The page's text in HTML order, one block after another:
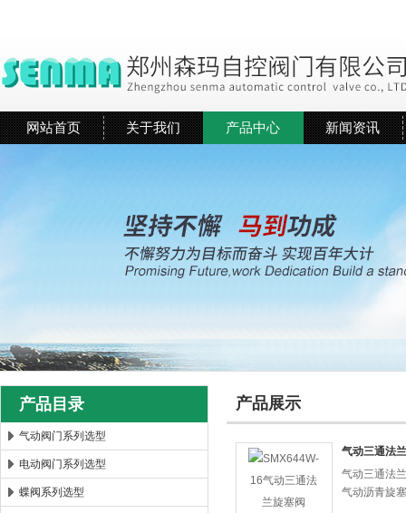
郑州森玛自控阀门有限公司
网站首页 关于我们 产品中心 新闻资讯
产品目录
气动阀门系列选型
电动阀门系列选型
蝶阀系列选型
产品展示
气动三通法
气动三通法
气动沥青旋